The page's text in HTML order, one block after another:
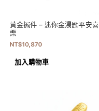
黃金擺件 – 迷你金湯匙平安喜
樂
NT$10,870
加入購物車